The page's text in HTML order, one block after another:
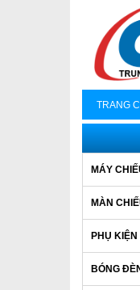
TRANG
MÁY
MÀN
PHỤ
BÓNG